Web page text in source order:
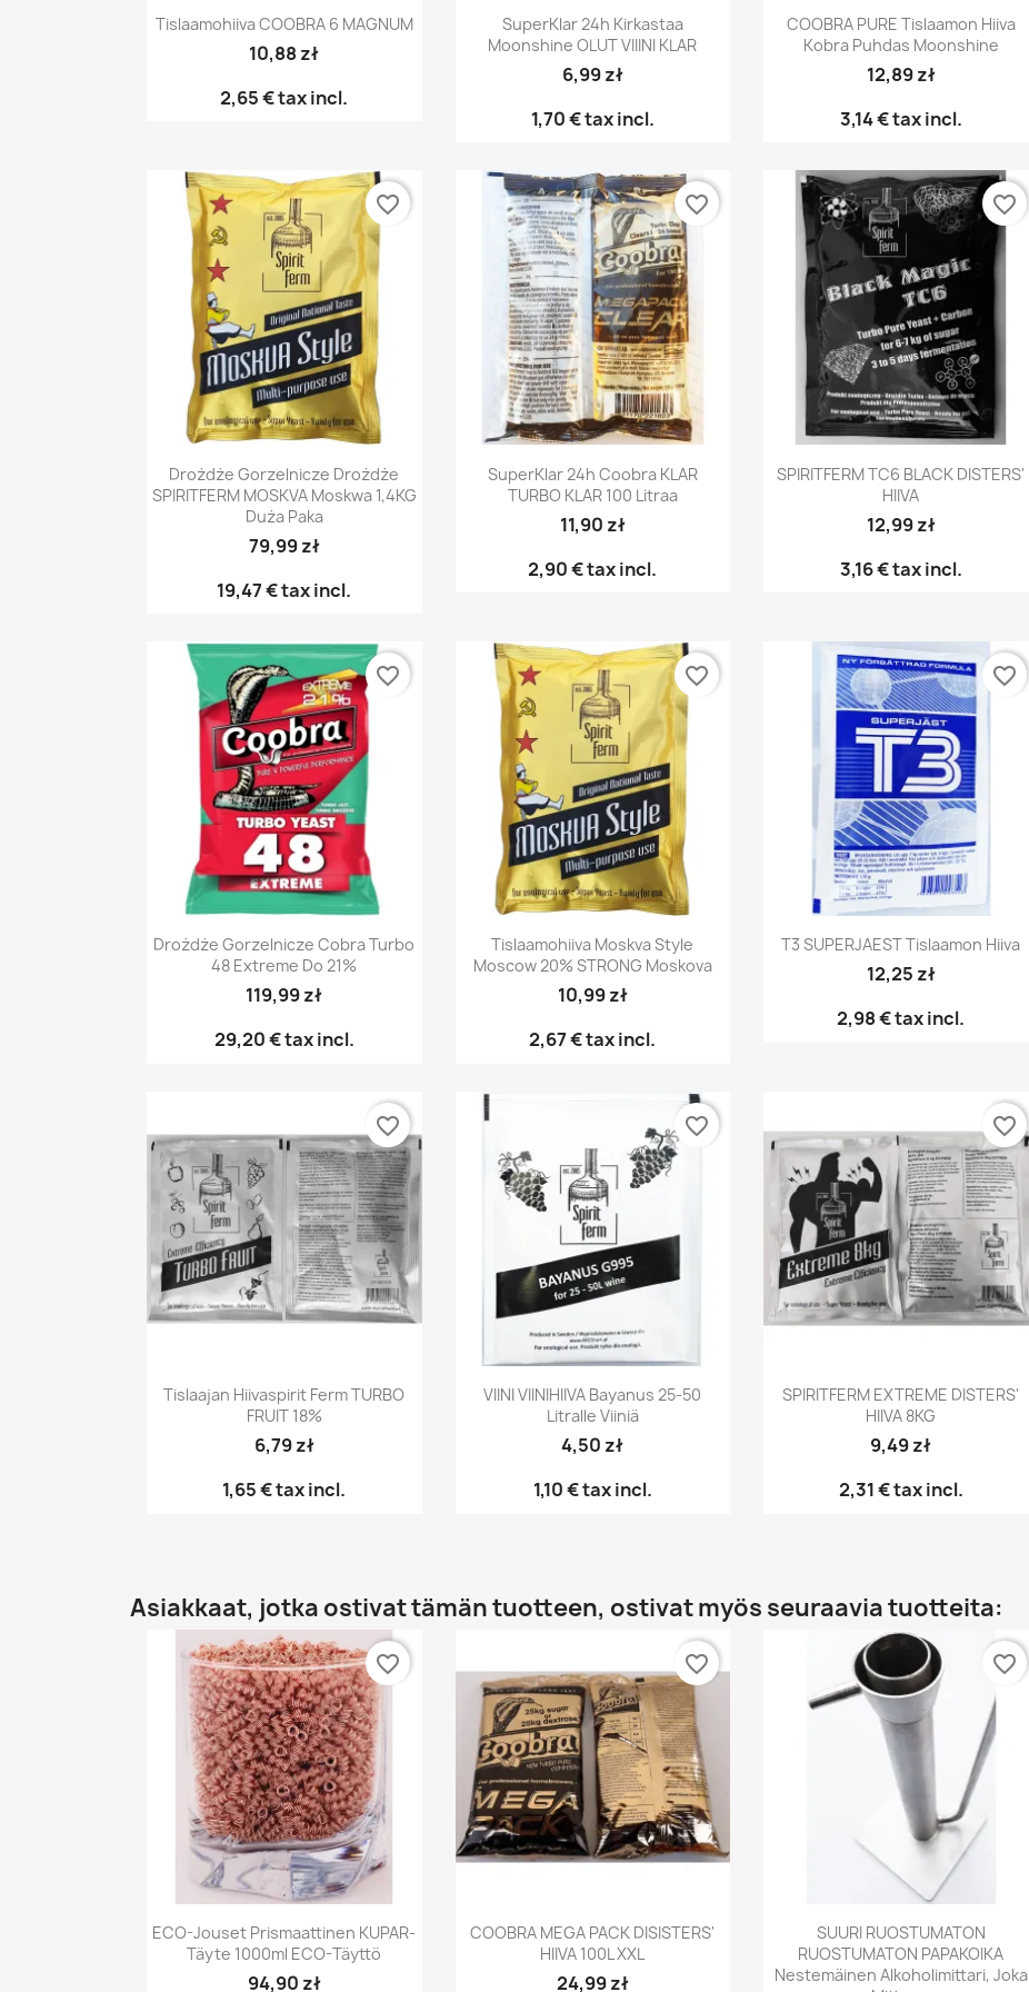
Pikakatselu
Tislaamohiiva COOBRA 6 MAGNUM
10,88 zł
2,65 €tax incl.
Pikakatselu
SuperKlar 24h Kirkastaa
Moonshine OLUT VIIINI KLAR
6,99 zł
1,70 €tax incl.
Pikakatselu
COOBRA PURE Tislaamon Hiiva
Kobra Puhdas Moonshine
12,89 zł
3,14 €tax incl.
Pikakatselu
Drożdże Gorzelnicze Drożdże
SPIRITFERM MOSKVA Moskwa 1,4KG
Duża Paka
79,99 zł
19,47 €tax incl.
favorite_border
Pikakatselu
SuperKlar 24h Coobra KLAR
TURBO KLAR 100 Litraa
11,90 zł
2,90 €tax incl.
favorite_border
Pikakatselu
SPIRITFERM TC6 BLACK DISTERS'
HIIVA
12,99 zł
3,16 €tax incl.
favorite_border
Pikakatselu
Drożdże Gorzelnicze Cobra Turbo
48 Extreme Do 21%
119,99 zł
29,20 €tax incl.
favorite_border
Pikakatselu
Tislaamohiiva Moskva Style
Moscow 20% STRONG Moskova
10,99 zł
2,67 €tax incl.
favorite_border
Pikakatselu
T3 SUPERJAEST Tislaamon Hiiva
12,25 zł
2,98 €tax incl.
favorite_border
Pikakatselu
Tislaajan Hiivaspirit Ferm TURBO
FRUIT 18%
6,79 zł
1,65 €tax incl.
favorite_border
Pikakatselu
VIINI VIINIHIIVA Bayanus 25-50
Litralle Viiniä
4,50 zł
1,10 €tax incl.
favorite_border
Pikakatselu
SPIRITFERM EXTREME DISTERS'
HIIVA 8KG
9,49 zł
2,31 €tax incl.
favorite_border
Asiakkaat, jotka ostivat tämän tuotteen, ostivat myös seuraavia tuotteita:
Pikakatselu
ECO-Jouset Prismaattinen KUPAR-
Täyte 1000ml ECO-Täyttö
94,90 zł
favorite_border
Pikakatselu
COOBRA MEGA PACK DISISTERS'
HIIVA 100L XXL
24,99 zł
favorite_border
Pikakatselu
SUURI RUOSTUMATON
RUOSTUMATON PAPAKOIKA
Nestemäinen Alkoholimittari, Joka
favorite_border